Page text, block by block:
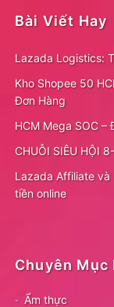
Bài Viết Hay
Lazada Logistics:
Kho Shopee 50
Đơn Hàng
HCM Mega SOC
CHUỖI SIÊU HỘI
Lazada Affiliate
tiền online
Chuyên Mục
Ẩm thực